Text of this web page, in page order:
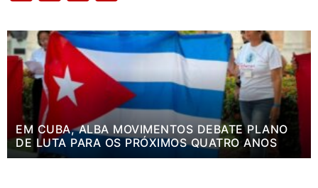
EM CUBA, ALBA MOVIMENTOS DEBATE PLANO
DE LUTA PARA OS PRÓXIMOS QUATRO ANOS